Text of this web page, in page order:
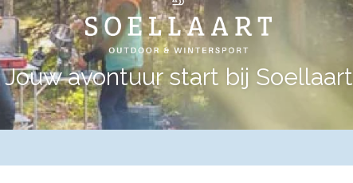
Jouw avontuur start bij Soellaart